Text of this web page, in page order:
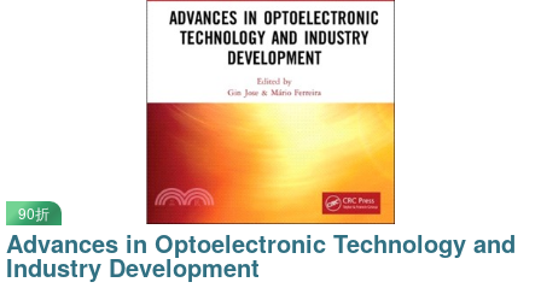
90折
Advances in Optoelectronic Technology and
Industry Development